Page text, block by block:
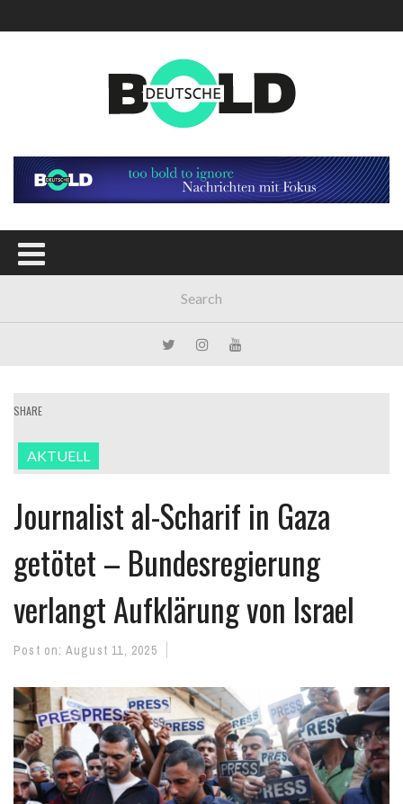
SHARE
AKTUELL
Journalist al-Scharif in Gaza
getötet – Bundesregierung
verlangt Aufklärung von Israel
Post on: August 11, 2025